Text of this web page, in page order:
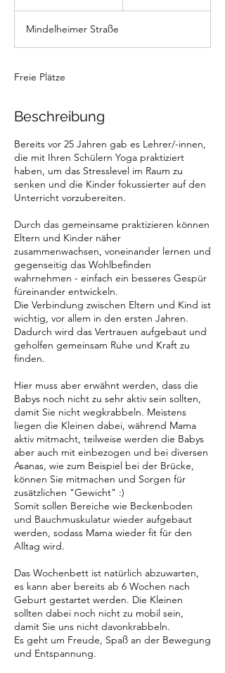
n
d
Mindelheimer Straße
Freie Plätze
Beschreibung
Bereits vor 25 Jahren gab es Lehrer/-innen,
die mit Ihren Schülern Yoga praktiziert
haben, um das Stresslevel im Raum zu
senken und die Kinder fokussierter auf den
Unterricht vorzubereiten.
Durch das gemeinsame praktizieren können
Eltern und Kinder näher
zusammenwachsen, voneinander lernen und
gegenseitig das Wohlbefinden
wahrnehmen - einfach ein besseres Gespür
füreinander entwickeln.
Die Verbindung zwischen Eltern und Kind ist
wichtig, vor allem in den ersten Jahren.
Dadurch wird das Vertrauen aufgebaut und
geholfen gemeinsam Ruhe und Kraft zu
finden.
Hier muss aber erwähnt werden, dass die
Babys noch nicht zu sehr aktiv sein sollten,
damit Sie nicht wegkrabbeln. Meistens
liegen die Kleinen dabei, während Mama
aktiv mitmacht, teilweise werden die Babys
aber auch mit einbezogen und bei diversen
Asanas, wie zum Beispiel bei der Brücke,
können Sie mitmachen und Sorgen für
zusätzlichen "Gewicht" :)
Somit sollen Bereiche wie Beckenboden
und Bauchmuskulatur wieder aufgebaut
werden, sodass Mama wieder fit für den
Alltag wird.
Das Wochenbett ist natürlich abzuwarten,
es kann aber bereits ab 6 Wochen nach
Geburt gestartet werden. Die Kleinen
sollten dabei noch nicht zu mobil sein,
damit Sie uns nicht davonkrabbeln.
Es geht um Freude, Spaß an der Bewegung
und Entspannung.